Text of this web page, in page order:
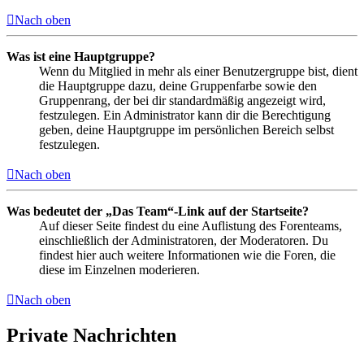
Nach oben
Was ist eine Hauptgruppe?
Wenn du Mitglied in mehr als einer Benutzergruppe bist, dient
die Hauptgruppe dazu, deine Gruppenfarbe sowie den
Gruppenrang, der bei dir standardmäßig angezeigt wird,
festzulegen. Ein Administrator kann dir die Berechtigung
geben, deine Hauptgruppe im persönlichen Bereich selbst
festzulegen.
Nach oben
Was bedeutet der „Das Team“-Link auf der Startseite?
Auf dieser Seite findest du eine Auflistung des Forenteams,
einschließlich der Administratoren, der Moderatoren. Du
findest hier auch weitere Informationen wie die Foren, die
diese im Einzelnen moderieren.
Nach oben
Private Nachrichten